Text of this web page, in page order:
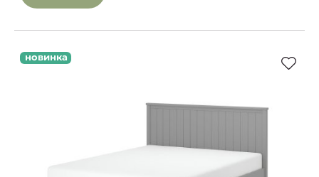
новинка